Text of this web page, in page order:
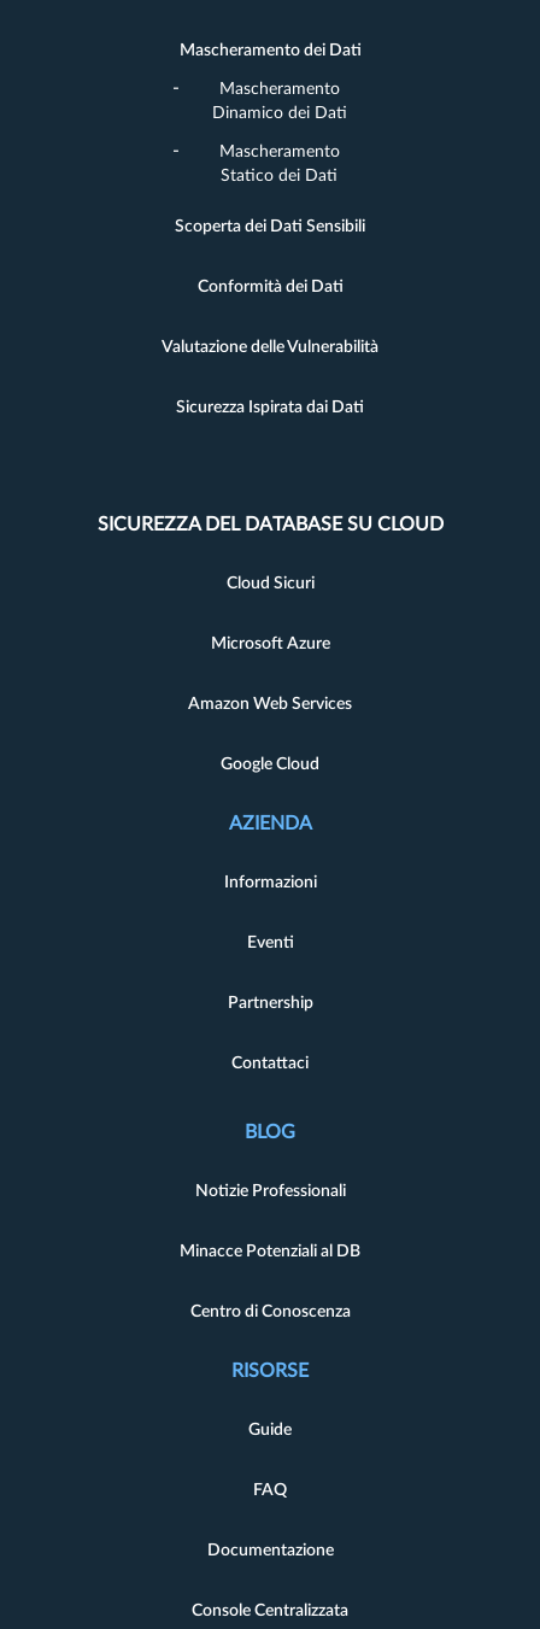
Mascheramento dei Dati
Mascheramento
Dinamico dei Dati
Mascheramento
Statico dei Dati
Scoperta dei Dati Sensibili
Conformità dei Dati
Valutazione delle Vulnerabilità
Sicurezza Ispirata dai Dati
SICUREZZA DEL DATABASE SU CLOUD
Cloud Sicuri
Microsoft Azure
Amazon Web Services
Google Cloud
AZIENDA
Informazioni
Eventi
Partnership
Contattaci
BLOG
Notizie Professionali
Minacce Potenziali al DB
Centro di Conoscenza
RISORSE
Guide
FAQ
Documentazione
Console Centralizzata